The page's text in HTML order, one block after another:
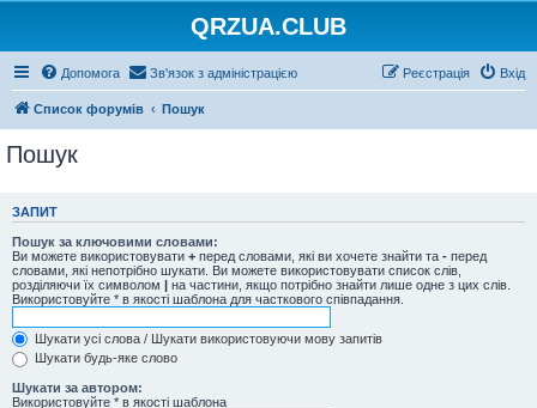
QRZUA.CLUB
Допомога Зв'язок з адміністрацією Вхід
Реєстрація
Список форумів Пошук
Пошук
ЗАПИТ
Пошук за ключовими словами:
Ви можете використовувати + перед словами, які ви хочете знайти та - перед
словами, які непотрібно шукати. Ви можете використовувати список слів,
розділяючи їх символом | на частини, якщо потрібно знайти лише одне з цих слів.
Використовуйте * в якості шаблона для часткового співпадання.
Шукати усі слова / Шукати використовуючи мову запитів
Шукати будь-яке слово
Шукати за автором:
Використовуйте * в якості шаблона